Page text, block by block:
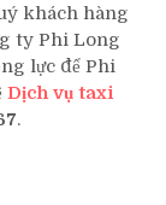
khách hàng
ty Phi Long
lực để Phi
Dịch vụ taxi
.